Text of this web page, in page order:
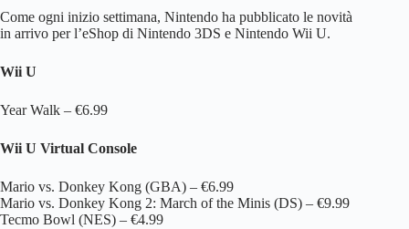
Come ogni inizio settimana, Nintendo ha pubblicato le novità
in arrivo per l’eShop di Nintendo 3DS e Nintendo Wii U.
Wii U
Year Walk – €6.99
Wii U Virtual Console
Mario vs. Donkey Kong (GBA) – €6.99
Mario vs. Donkey Kong 2: March of the Minis (DS) – €9.99
Tecmo Bowl (NES) – €4.99